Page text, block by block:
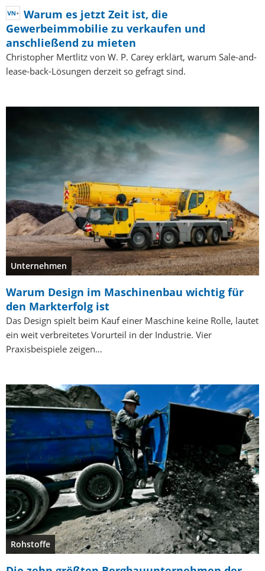
Warum es jetzt Zeit ist, die
Gewerbeimmobilie zu verkaufen und
anschließend zu mieten
Christopher Mertlitz von W. P. Carey erklärt, warum Sale-and-
lease-back-Lösungen derzeit so gefragt sind.
Unternehmen
Warum Design im Maschinenbau wichtig für
den Markterfolg ist
Das Design spielt beim Kauf einer Maschine keine Rolle, lautet
ein weit verbreitetes Vorurteil in der Industrie. Vier
Praxisbeispiele zeigen…
Rohstoffe